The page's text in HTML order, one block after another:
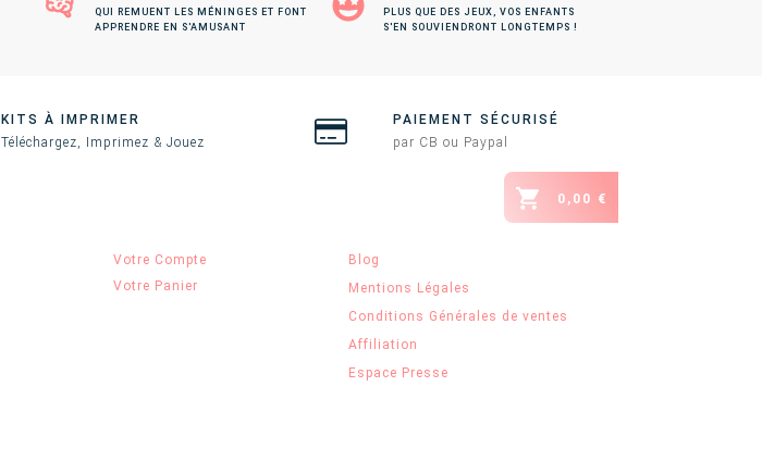
QUI REMUENT LES MÉNINGES ET FONT
APPRENDRE EN S'AMUSANT
PLUS QUE DES JEUX, VOS ENFANTS
S'EN SOUVIENDRONT LONGTEMPS !
KITS À IMPRIMER
Téléchargez, Imprimez & Jouez
PAIEMENT SÉCURISÉ
par CB ou Paypal
0,00 €
Votre Compte
Votre Panier
Blog
Mentions Légales
Conditions Générales de ventes
Affiliation
Espace Presse